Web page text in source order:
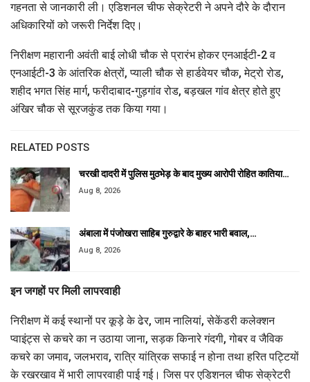
गहनता से जानकारी ली। एडिशनल चीफ सेक्रेटरी ने अपने दौरे के दौरान
अधिकारियों को जरूरी निर्देश दिए।
निरीक्षण महारानी अवंती बाई लोधी चौक से प्रारंभ होकर एनआईटी-2 व
एनआईटी-3 के आंतरिक क्षेत्रों, प्याली चौक से हार्डवेयर चौक, मेट्रो रोड,
शहीद भगत सिंह मार्ग, फरीदाबाद-गुड़गांव रोड, बड़खल गांव क्षेत्र होते हुए
अंखिर चौक से सूरजकुंड तक किया गया।
RELATED POSTS
चरखी दादरी में पुलिस मुठभेड़ के बाद मुख्य आरोपी रोहित कातिया…
Aug 8, 2026
अंबाला में पंजोखरा साहिब गुरुद्वारे के बाहर भारी बवाल,…
Aug 8, 2026
इन जगहों पर मिली लापरवाही
निरीक्षण में कई स्थानों पर कूड़े के ढेर, जाम नालियां, सेकेंडरी कलेक्शन
प्वाइंट्स से कचरे का न उठाया जाना, सड़क किनारे गंदगी, गोबर व जैविक
कचरे का जमाव, जलभराव, रात्रि यांत्रिक सफाई न होना तथा हरित पट्टियों
के रखरखाव में भारी लापरवाही पाई गई। जिस पर एडिशनल चीफ सेक्रेटरी